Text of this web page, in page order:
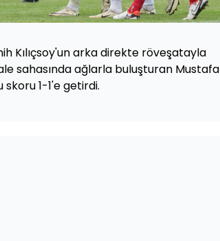
Kılıçsoy'un arka direkte röveşatayla
sahasında ağlarla buluşturan Mustafa
skoru 1-1'e getirdi.